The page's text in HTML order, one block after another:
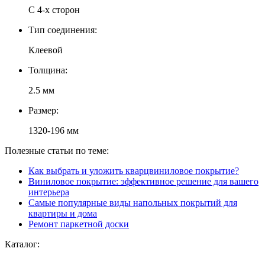
С 4-х сторон
Тип соединения:
Клеевой
Толщина:
2.5 мм
Размер:
1320-196 мм
Полезные статьи по теме:
Как выбрать и уложить кварцвиниловое покрытие?
Виниловое покрытие: эффективное решение для вашего
интерьера
Самые популярные виды напольных покрытий для
квартиры и дома
Ремонт паркетной доски
Каталог: